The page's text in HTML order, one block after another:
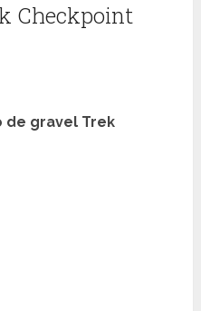
Checkpoint
de gravel Trek